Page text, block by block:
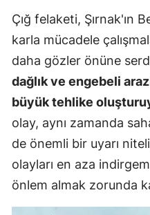
Çığ felaketi, Şırnak'ın
karla mücadele
daha gözler önüne
dağlık ve engebeli
büyük tehlike
olay, aynı zamanda
de önemli bir uyarı
olayları en aza
önlem almak zorunda